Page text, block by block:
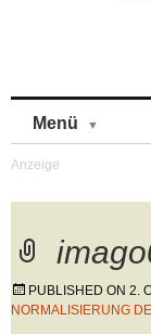
Menü
PUBLISHED ON 2.
NORMALISIERUNG